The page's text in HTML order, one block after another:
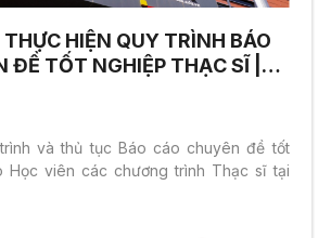
HIỆN QUY TRÌNH BÁO
ĐỀ TỐT NGHIỆP THẠC SĨ |
và thủ tục Báo cáo chuyên đề tốt
Học viên các chương trình Thạc sĩ tại